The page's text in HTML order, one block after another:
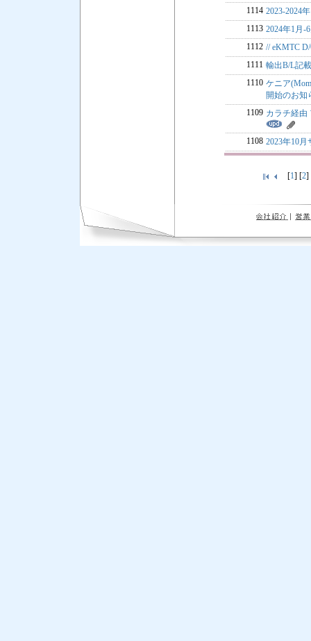
1114 2023-2024
1113 2024年1月
1112 // eKMTC
1111 輸出B/L記
1110 ケニア
開始のお知
1109 カラチ経由
1108 2023年10
[1] [2]